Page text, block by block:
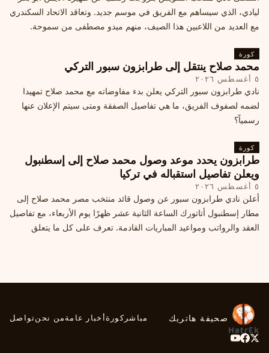
ليادي، الذي سيساهم مع الفريق في موسم جديد. وتعاقد الاتحاد السكندري
مع العديد من اللاعبين هذا الصيف، منهم ميدو مصطفى من سموحة.
كورة
محمد صلاح ينتقل إلى طرابزون سبور التركي
٥ أغسطس ٢٠٢٦
نادي طرابزون سبور التركي يعلن بدء مفاوضاته مع محمد صلاح تمهيدا
لضمه لصفوف الفريق، ما هي تفاصيل الصفقة ومتى سيتم الإعلان عنها
رسمياً؟
كورة
طرابزون يحدد موعد وصول محمد صلاح إلى إسطنبول
ويعلن تفاصيل استقباله في تركيا
٥ أغسطس ٢٠٢٦
أعلن نادي طرابزون سبور عن وصول قائد منتخب مصر محمد صلاح إلى
مطار إسطنبول أتاتورك الساعة الثانية عشر ظهرًا يوم الأربعاء، مع تفاصيل
العقد والرواتب ومواعيد المباريات القادمة. تعرف على كل ما يتعلق
صحيفة هاتريك مباشر كورةأخبار عامةمن نحنتواصل